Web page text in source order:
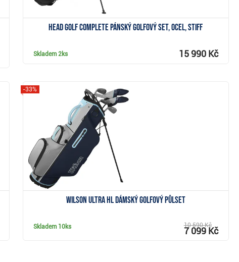
Head Golf Complete pánský golfový set, ocel, Stiff
Skladem2ks 15 990 Kč
Wilson Ultra HL dámský golfový půlset
-33%
Skladem 10ks 10 590 Kč
7 099 Kč
Zobrazit